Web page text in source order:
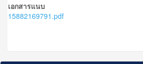
เอกสารแนบ
15882169791.pdf